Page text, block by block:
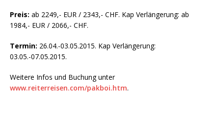
Preis: ab 2249,- EUR / 2343,- CHF. Kap Verlängerung: ab
1984,- EUR / 2066,- CHF.
Termin: 26.04.-03.05.2015. Kap Verlängerung:
03.05.-07.05.2015.
Weitere Infos und Buchung unter
www.reiterreisen.com/pakboi.htm.